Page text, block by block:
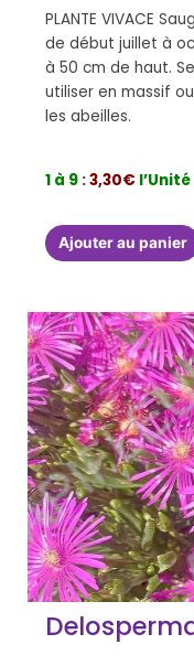
PLANTE VIVACE
de début juillet à
à 50 cm de haut.
utiliser en massif
les abeilles.
1 à 9 :3,30€ l’Unité
Ajouter au panier